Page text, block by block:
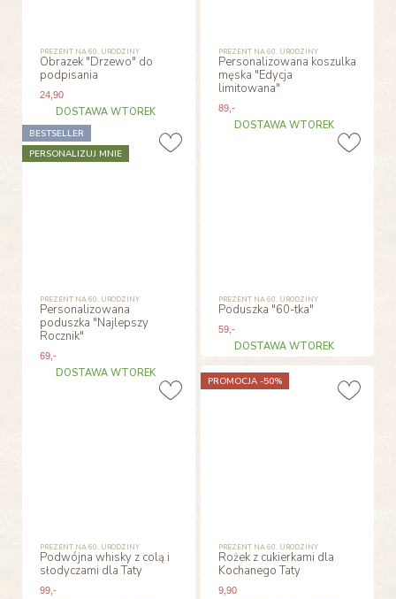
PREZENT NA 60. URODZINY
Obrazek "Drzewo" do
podpisania
24,90
DOSTAWA WTOREK
PREZENT NA 60. URODZINY
Personalizowana koszulka
męska "Edycja
limitowana"
89 ,-
DOSTAWA WTOREK
PREZENT NA 60. URODZINY
Personalizowana
poduszka "Najlepszy
Rocznik"
69,-
DOSTAWA WTOREK
BESTSELLER
PERSONALIZUJ MNIE
PREZENT NA 60. URODZINY
Poduszka "60-tka"
59 ,-
DOSTAWA WTOREK
PREZENT NA 60. URODZINY
Podwójna whisky z colą i
słodyczami dla Taty
99,-
PREZENT NA 60. URODZINY
Rożek z cukierkami dla
Kochanego Taty
9 ,90
PROMOCJA -50%